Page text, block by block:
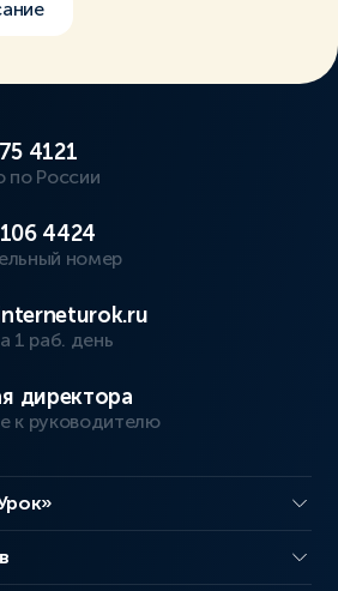
4121
по России
4424
номер
1 раб. день
директора
к руководителю